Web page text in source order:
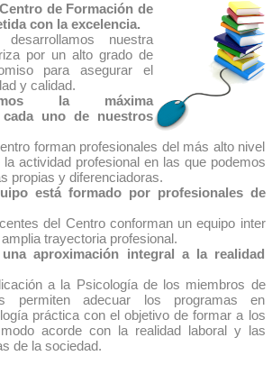
de Formación de
con la excelencia.
nuestra
por un alto grado de
para asegurar el
y calidad.
la máxima
uno de nuestros
forman profesionales del más alto nivel
actividad profesional en las que podemos
propias y diferenciadoras.
está formado por profesionales de
del Centro conforman un equipo inter
trayectoria profesional.
aproximación integral a la realidad
a la Psicología de los miembros de
permiten adecuar los programas en
práctica con el objetivo de formar a los
acorde con la realidad laboral y las
de la sociedad.